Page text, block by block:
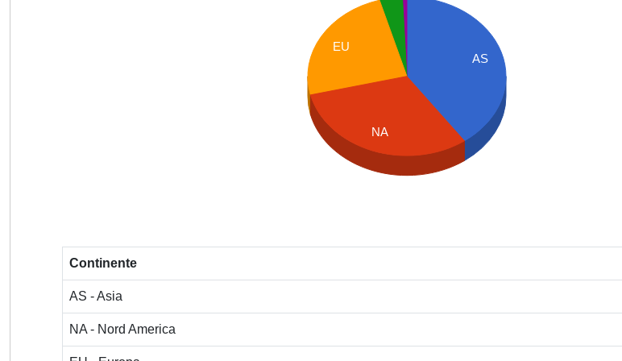
AS
EU
NA
Continente
AS - Asia
NA - Nord America